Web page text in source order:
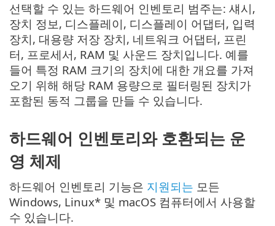
선택할 수 있는 하드웨어 인벤토리 범주는: 섀시,
장치 정보, 디스플레이, 디스플레이 어댑터, 입력
장치, 대용량 저장 장치, 네트워크 어댑터, 프린
터, 프로세서, RAM 및 사운드 장치입니다. 예를
들어 특정 RAM 크기의 장치에 대한 개요를 가져
오기 위해 해당 RAM 용량으로 필터링된 장치가
포함된 동적 그룹을 만들 수 있습니다.
하드웨어 인벤토리와 호환되는 운
영 체제
하드웨어 인벤토리 기능은 지원되는 모든
Windows, Linux* 및 macOS 컴퓨터에서 사용할
수 있습니다.